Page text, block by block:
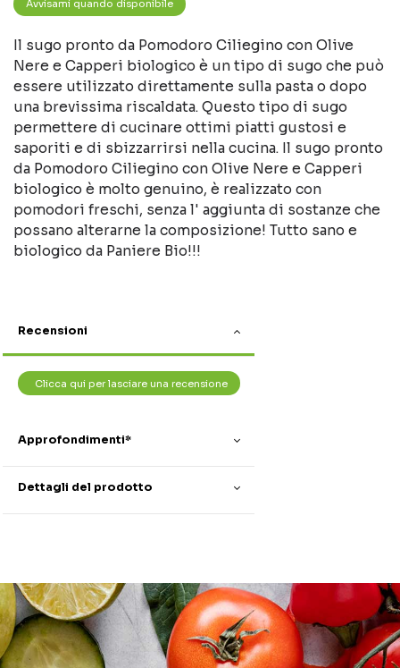
Il sugo pronto da Pomodoro Ciliegino con Olive
Nere e Capperi biologico è un tipo di sugo che può
essere utilizzato direttamente sulla pasta o dopo
una brevissima riscaldata. Questo tipo di sugo
permettere di cucinare ottimi piatti gustosi e
saporiti e di sbizzarrirsi nella cucina. Il sugo pronto
da Pomodoro Ciliegino con Olive Nere e Capperi
biologico è molto genuino, è realizzato con
pomodori freschi, senza l' aggiunta di sostanze che
possano alterarne la composizione! Tutto sano e
biologico da Paniere Bio!!!
Recensioni
Clicca qui per lasciare una recensione
Approfondimenti*
Dettagli del prodotto